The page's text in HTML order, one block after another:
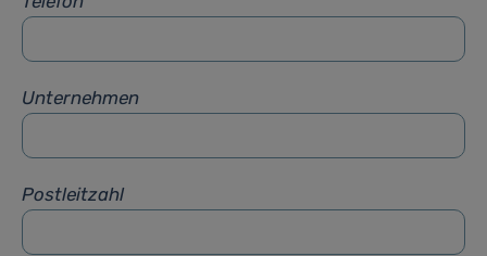
Unternehmen
Postleitzahl